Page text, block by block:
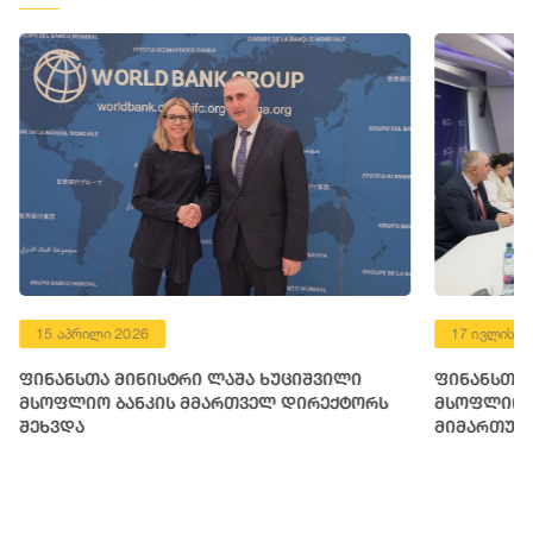
15 აპრილი 2026
ფინანსთა მინისტრი ლაშა ხუციშვილი
მსოფლიო ბანკის მმართველ დირექტორს
შეხვდა
17 ივლისი
ფინანსთა
მსოფლიო